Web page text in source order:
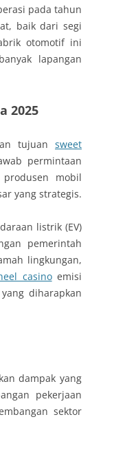
pada tahun
baik dari segi
otomotif ini
lapangan
2025
tujuan sweet
permintaan
mobil
yang strategis.
listrik (EV)
pemerintah
lingkungan,
casinoemisi
diharapkan
dampak yang
pekerjaan
sektor